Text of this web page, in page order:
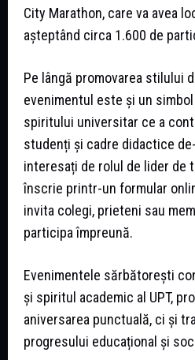
City Marathon, care va avea
așteptând circa 1.600 de
Pe lângă promovarea stilului
evenimentul este și un
spiritului universitar ce a
studenți și cadre didactice
interesați de rolul de lider de
înscrie printr-un formular
invita colegi, prieteni sau
participa împreună.
Evenimentele sărbătorești
și spiritul academic al UPT,
aniversarea punctuală, ci și
progresului educațional și